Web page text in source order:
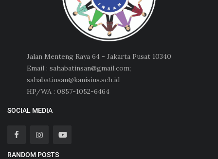
Jalan Menteng Raya 64 - Jakarta Pusat 10340
Email : sahabatinsan@gmail.com;
sahabatinsan@kanisius.sch.id
HP/WA : 0857-1052-6464
SOCIAL MEDIA
RANDOM POSTS